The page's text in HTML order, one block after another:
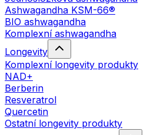
Ashwagandha KSM-66®
BIO ashwagandha
Komplexní ashwagandha
Longevity
Komplexní longevity produkty
NAD+
Berberin
Resveratrol
Quercetin
Ostatní longevity produkty